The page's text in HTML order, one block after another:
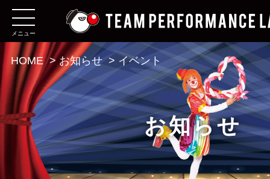
メニュー
お知らせ
HOME >お知らせ > イベント